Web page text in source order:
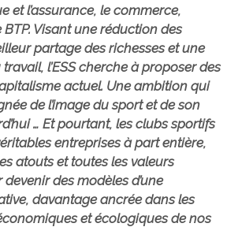
et l’assurance, le commerce,
Visant une réduction des
partage des richesses et une
l’ESS cherche à proposer des
actuel. Une ambition qui
de l’image du sport et de son
… Et pourtant, les clubs sportifs
entreprises à part entière,
atouts et toutes les valeurs
des modèles d’une
davantage ancrée dans les
et écologiques de nos